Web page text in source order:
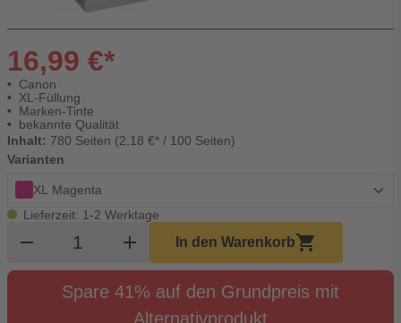
16,99 €*
Canon
XL-Füllung
Marken-Tinte
bekannte Qualität
Inhalt: 780 Seiten (2,18 €* / 100 Seiten)
Varianten
XL Magenta
Lieferzeit: 1-2 Werktage
remove Produkt Warenkorb Menge
add In den Warenkorbshopping_cart
Spare 41% auf den Grundpreis mit
Alternativprodukt